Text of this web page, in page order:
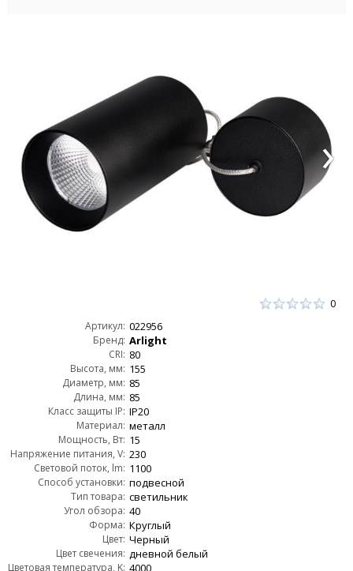
0
Артикул: 022956
Бренд: Arlight
CRI: 80
Высота, мм: 155
Диаметр, мм: 85
Длина, мм: 85
Класс защиты IP: IP20
Материал: металл
Мощность, Вт: 15
Напряжение питания, V: 230
Световой поток, lm: 1100
Способ установки: подвесной
Тип товара: светильник
Угол обзора: 40
Форма: Круглый
Цвет: Черный
Цвет свечения: дневной белый
Цветовая температура, K: 4000